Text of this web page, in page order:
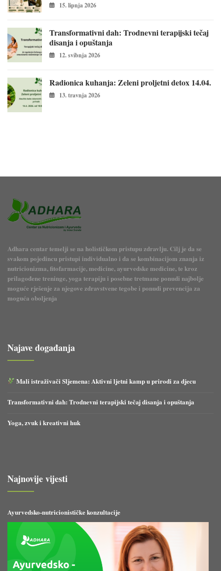
15. lipnja 2026
Transformativni dah: Trodnevni terapijski tečaj
disanja i opuštanja
12. svibnja 2026
Radionica kuhanja: Zeleni proljetni detox 14.04.
13. travnja 2026
Adhara centar temelji se na holističkom pristupu zdravlju. Cilj je da se
svakom pojedincu pristupi individualno i da se kombinacijom znanja iz
nutricionizma, fitofarmacije, medicine, ayurvedske medicine, te kroz
prilagođene treninge, yoga terapiju i posebne tretmane ponudi najbolje
moguće rješenje za njegove zdravstvene tegobe i ponudi prevencija za
moguća oboljenja
Najave događanja
Mali istraživači Sljemena: Aktivni ljetni kamp u prirodi za djecu
Transformativni dah: Trodnevni terapijski tečaj disanja i opuštanja
Yoga, zvuk i kreativni huk
Najnovije vijesti
Ayurvedsko-nutricionističke konzultacije